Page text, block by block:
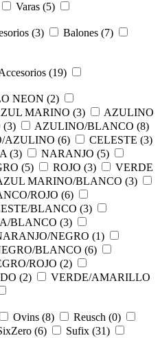
Varas (5)
(3)
Balones (7)
(19)
NEON (2)
MARINO (3)
AZULINO
AZULINO/BLANCO (8)
AZULINO (6)
CELESTE (3)
(3)
NARANJO (5)
(5) ROJO (3)
VERDE
MARINO/BLANCO (3)
ROJO (6)
BLANCO (3)
BLANCO (3)
NEGRO (1)
BLANCO (6)
ROJO (2)
(2)
VERDE/AMARILLO
Ovins (8)
Reusch (0)
(6)
Sufix (31)